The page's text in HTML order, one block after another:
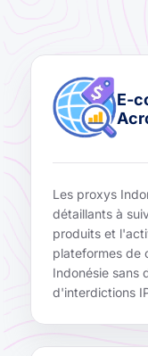
E-
Les proxys
détaillants à
produits et
plateformes de
Indonésie sans
d'interdictions